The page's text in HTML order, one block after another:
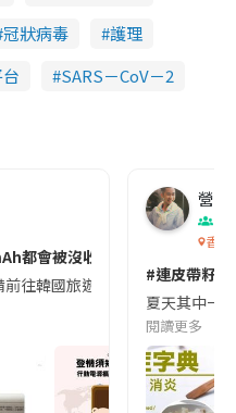
冠狀病毒
護理
SARS－CoV－2
都會被沒收😱出發前切記檢查
前往韓國旅遊的民眾，近期要
營養
香港
#連皮帶籽
夏天其中一
閱讀更多